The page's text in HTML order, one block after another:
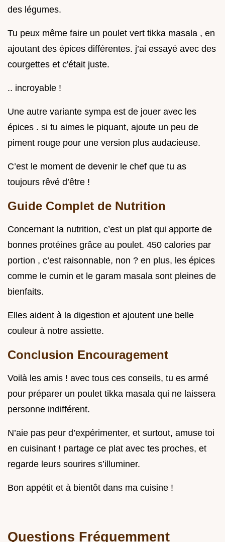
des légumes.
Tu peux même faire un poulet vert tikka masala , en
ajoutant des épices différentes. j’ai essayé avec des
courgettes et c'était juste.
.. incroyable !
Une autre variante sympa est de jouer avec les
épices . si tu aimes le piquant, ajoute un peu de
piment rouge pour une version plus audacieuse.
C’est le moment de devenir le chef que tu as
toujours rêvé d’être !
Guide Complet de Nutrition
Concernant la nutrition, c’est un plat qui apporte de
bonnes protéines grâce au poulet. 450 calories par
portion , c’est raisonnable, non ? en plus, les épices
comme le cumin et le garam masala sont pleines de
bienfaits.
Elles aident à la digestion et ajoutent une belle
couleur à notre assiette.
Conclusion Encouragement
Voilà les amis ! avec tous ces conseils, tu es armé
pour préparer un poulet tikka masala qui ne laissera
personne indifférent.
N’aie pas peur d’expérimenter, et surtout, amuse toi
en cuisinant ! partage ce plat avec tes proches, et
regarde leurs sourires s’illuminer.
Bon appétit et à bientôt dans ma cuisine !
Questions Fréquemment